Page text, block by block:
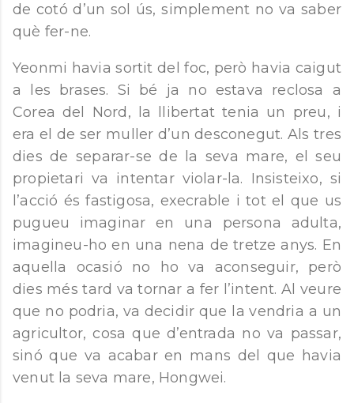
de cotó d’un sol ús, simplement no va saber
què fer-ne.
Yeonmi havia sortit del foc, però havia caigut
a les brases. Si bé ja no estava reclosa a
Corea del Nord, la llibertat tenia un preu, i
era el de ser muller d’un desconegut. Als tres
dies de separar-se de la seva mare, el seu
propietari va intentar violar-la. Insisteixo, si
l’acció és fastigosa, execrable i tot el que us
pugueu imaginar en una persona adulta,
imagineu-ho en una nena de tretze anys. En
aquella ocasió no ho va aconseguir, però
dies més tard va tornar a fer l’intent. Al veure
que no podria, va decidir que la vendria a un
agricultor, cosa que d’entrada no va passar,
sinó que va acabar en mans del que havia
venut la seva mare, Hongwei.